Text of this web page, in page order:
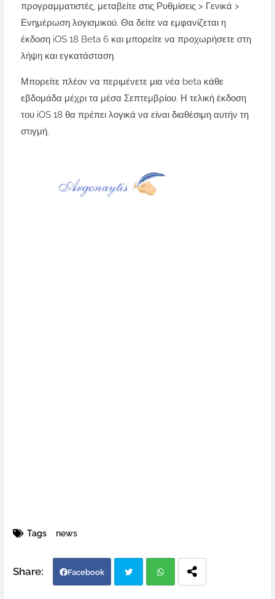
προγραμματιστές, μεταβείτε στις Ρυθμίσεις > Γενικά >
Ενημέρωση λογισμικού. Θα δείτε να εμφανίζεται η
έκδοση iOS 18 Beta 6 και μπορείτε να προχωρήσετε στη
λήψη και εγκατάσταση.
Μπορείτε πλέον να περιμένετε μια νέα beta κάθε
εβδομάδα μέχρι τα μέσα Σεπτεμβρίου. Η τελική έκδοση
του iOS 18 θα πρέπει λογικά να είναι διαθέσιμη αυτήν τη
στιγμή.
Tags news
Facebook